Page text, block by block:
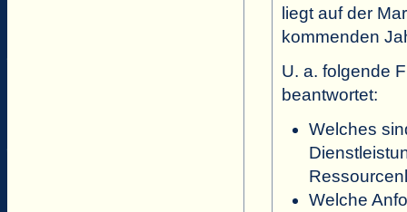
liegt auf der
kommenden
U. a. folgende
beantwortet:
Welches
Welche